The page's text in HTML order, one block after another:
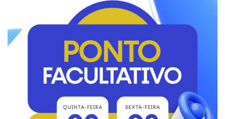
Contato